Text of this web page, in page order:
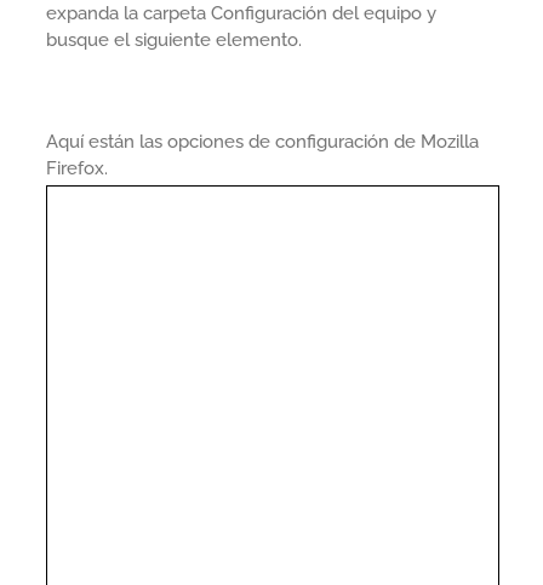
expanda la carpeta Configuración del equipo y
busque el siguiente elemento.
Aquí están las opciones de configuración de Mozilla
Firefox.